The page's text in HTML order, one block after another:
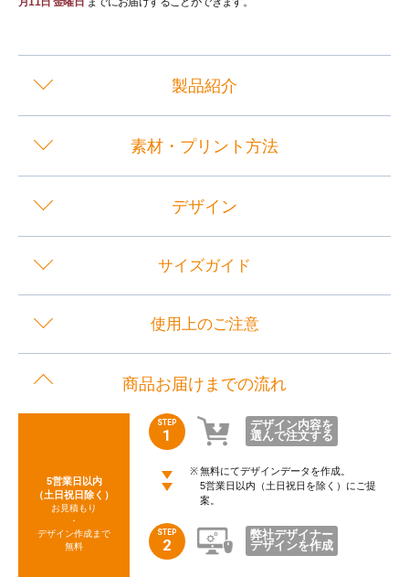
製品紹介
素材・プリント方法
デザイン
サイズガイド
使用上のご注意
商品お届けまでの流れ
STEP
1
デザイン内容を
選んで注文する
無料にてデザインデータを作成。
5営業日以内（土日祝日を除く）にご提
案。
STEP
2
弊社デザイナー
デザインを作成
5営業日以内
（土日祝日除く）
お見積もり
・
デザイン作成まで
無料